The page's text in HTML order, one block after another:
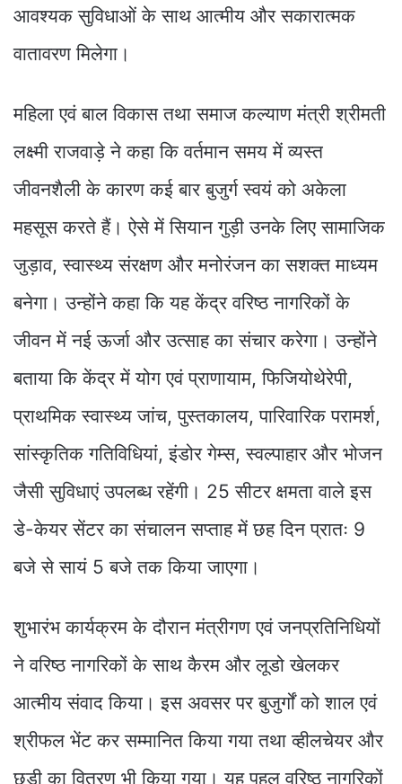
आवश्यक सुविधाओं के साथ आत्मीय और सकारात्मक
वातावरण मिलेगा।
महिला एवं बाल विकास तथा समाज कल्याण मंत्री श्रीमती
लक्ष्मी राजवाड़े ने कहा कि वर्तमान समय में व्यस्त
जीवनशैली के कारण कई बार बुजुर्ग स्वयं को अकेला
महसूस करते हैं। ऐसे में सियान गुड़ी उनके लिए सामाजिक
जुड़ाव, स्वास्थ्य संरक्षण और मनोरंजन का सशक्त माध्यम
बनेगा। उन्होंने कहा कि यह केंद्र वरिष्ठ नागरिकों के
जीवन में नई ऊर्जा और उत्साह का संचार करेगा। उन्होंने
बताया कि केंद्र में योग एवं प्राणायाम, फिजियोथेरेपी,
प्राथमिक स्वास्थ्य जांच, पुस्तकालय, पारिवारिक परामर्श,
सांस्कृतिक गतिविधियां, इंडोर गेम्स, स्वल्पाहार और भोजन
जैसी सुविधाएं उपलब्ध रहेंगी। 25 सीटर क्षमता वाले इस
डे-केयर सेंटर का संचालन सप्ताह में छह दिन प्रातः 9
बजे से सायं 5 बजे तक किया जाएगा।
शुभारंभ कार्यक्रम के दौरान मंत्रीगण एवं जनप्रतिनिधियों
ने वरिष्ठ नागरिकों के साथ कैरम और लूडो खेलकर
आत्मीय संवाद किया। इस अवसर पर बुजुर्गों को शाल एवं
श्रीफल भेंट कर सम्मानित किया गया तथा व्हीलचेयर और
छड़ी का वितरण भी किया गया। यह पहल वरिष्ठ नागरिकों